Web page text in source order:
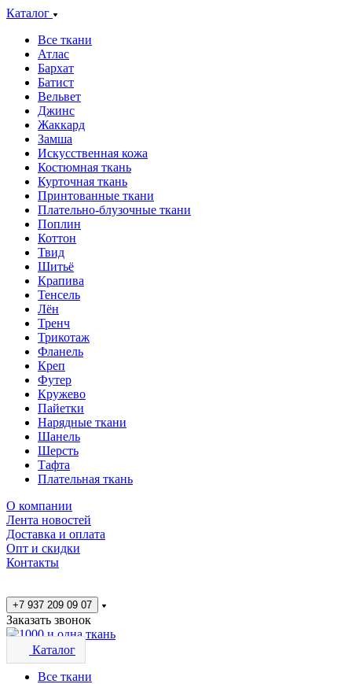
Каталог
Все ткани
Атлас
Бархат
Батист
Вельвет
Джинс
Жаккард
Замша
Искусственная кожа
Костюмная ткань
Курточная ткань
Принтованные ткани
Плательно-блузочные ткани
Поплин
Коттон
Твид
Шитьё
Крапива
Тенсель
Лён
Тренч
Трикотаж
Фланель
Креп
Футер
Кружево
Пайетки
Нарядные ткани
Шанель
Шерсть
Тафта
Плательная ткань
О компании
Лента новостей
Доставка и оплата
Опт и скидки
Контакты
+7 937 209 09 07
Заказать звонок
Каталог
Все ткани